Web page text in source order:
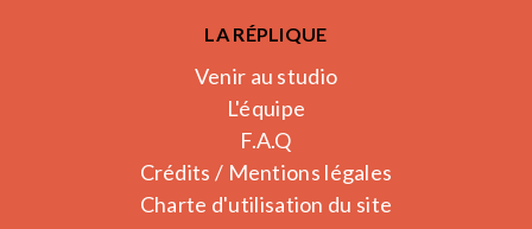
LA RÉPLIQUE
Venir au studio
L'équipe
F.A.Q
Crédits / Mentions légales
Charte d'utilisation du site